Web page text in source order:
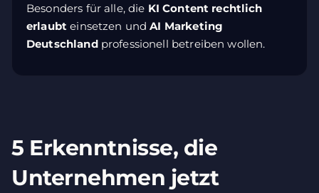
Besonders für alle, die KI Content rechtlich
erlaubt einsetzen undAI Marketing
Deutschlandprofessionell betreiben wollen.
5 Erkenntnisse, die
Unternehmen jetzt